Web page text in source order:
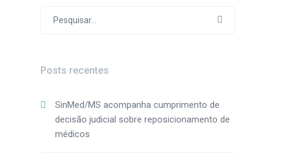
Posts recentes
SinMed/MS acompanha cumprimento de
decisão judicial sobre reposicionamento de
médicos